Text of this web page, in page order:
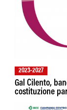
2023-2027
Gal Cilento,
costituzione